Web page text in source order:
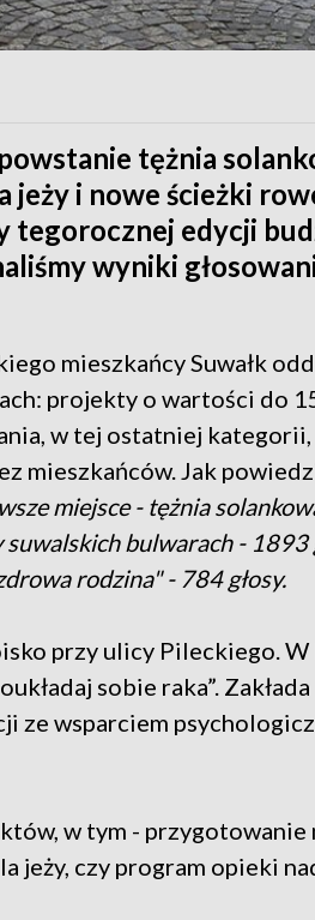
tężnia
jeży i nowe ścieżki
edycji
wyniki
mieszkańcy Suwałk
projekty o wartości do
w tej ostatniej
mieszkańców. Jak
miejsce - tężnia
bulwarach - 1893
rodzina" - 784 głosy.
przy ulicy Pileckiego.
sobie raka”. Zakłada
ze wsparciem
w tym - przygotowanie
jeży, czy program opieki